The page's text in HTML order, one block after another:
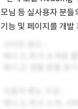
모님 등 실사용자 분들
기능 및 페이지를 개발